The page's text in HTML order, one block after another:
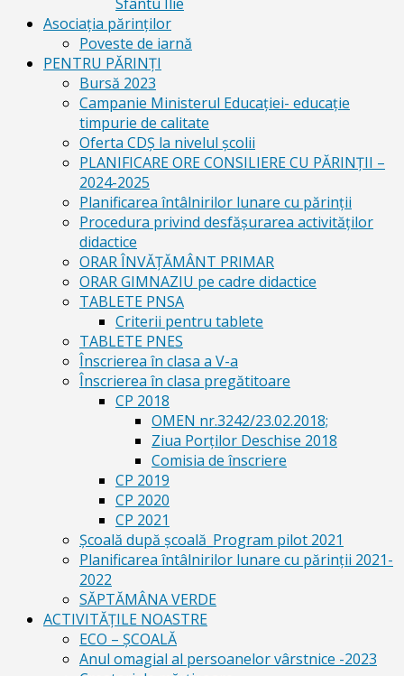
Asociația părinților
Poveste de iarnă
PENTRU PĂRINȚI
Bursă 2023
Campanie Ministerul Educației- educație
timpurie de calitate
Oferta CDŞ la nivelul şcolii
PLANIFICARE ORE CONSILIERE CU PĂRINȚII –
2024-2025
Planificarea întâlnirilor lunare cu părinții
Procedura privind desfășurarea activităților
didactice
ORAR ÎNVĂȚĂMÂNT PRIMAR
ORAR GIMNAZIU pe cadre didactice
TABLETE PNSA
Criterii pentru tablete
TABLETE PNES
Înscrierea în clasa a V-a
Înscrierea în clasa pregătitoare
CP 2018
OMEN nr.3242/23.02.2018;
Ziua Porților Deschise 2018
Comisia de înscriere
CP 2019
CP 2020
CP 2021
Școală după școală_Program pilot 2021
Planificarea întâlnirilor lunare cu părinții 2021-
2022
SĂPTĂMÂNA VERDE
ACTIVITĂȚILE NOASTRE
ECO – ŞCOALĂ
Anul omagial al persoanelor vârstnice -2023